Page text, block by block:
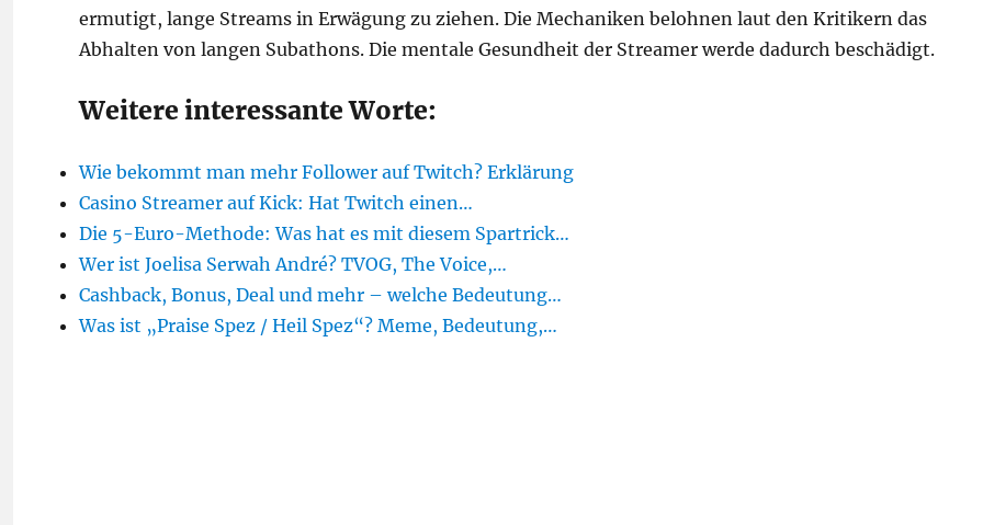
ermutigt, lange Streams in Erwägung zu ziehen. Die Mechaniken belohnen laut den Kritikern das
Abhalten von langen Subathons. Die mentale Gesundheit der Streamer werde dadurch beschädigt.
Weitere interessante Worte:
Wie bekommt man mehr Follower auf Twitch? Erklärung
Casino Streamer auf Kick: Hat Twitch einen…
Die 5-Euro-Methode: Was hat es mit diesem Spartrick…
Wer ist Joelisa Serwah André? TVOG, The Voice,…
Cashback, Bonus, Deal und mehr – welche Bedeutung…
Was ist „Praise Spez / Heil Spez“? Meme, Bedeutung,…